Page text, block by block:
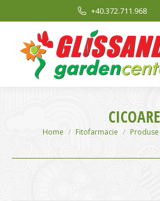
+40.372.711.968
CICOARE
You are here:
Home Fitofarmacie Produse